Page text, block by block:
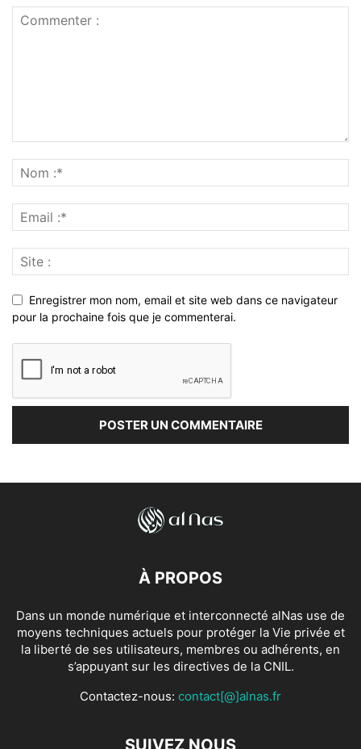
Enregistrer mon nom, email et site web dans ce navigateur
pour la prochaine fois que je commenterai.
À PROPOS
Dans un monde numérique et interconnecté alNas use de
moyens techniques actuels pour protéger la Vie privée et
la liberté de ses utilisateurs, membres ou adhérents, en
s’appuyant sur les directives de la CNIL.
Contactez-nous: contact[@]alnas.fr